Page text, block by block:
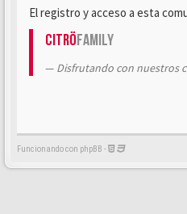
El registro y acceso a esta
CitröFamily
Disfrutando con nuestros
Funcionando con phpBB -